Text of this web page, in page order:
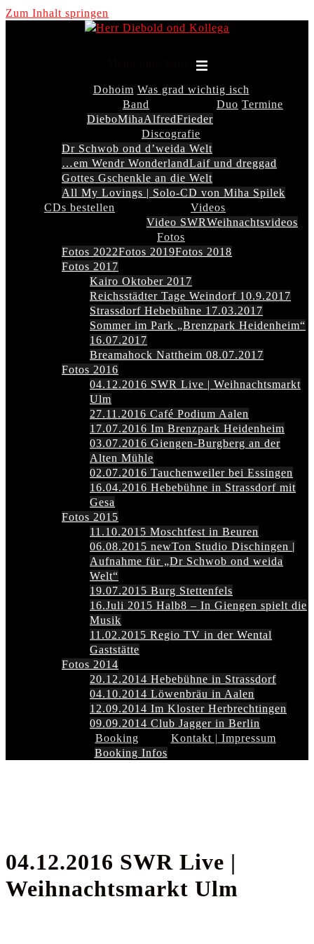
Zum Inhalt springen
Dohoim Was grad wichtig isch
Band
DieboMihaAlfredFrieder
Duo Termine
Discografie
Dr Schwob ond d’weida Welt
…em Wendr WonderlandLaif und dreggad
Gottes Gschenkle an die Welt
All My Lovings | Solo-CD von Miha Spilek
CDs bestellen
Videos
Video SWRWeihnachtsvideos
Fotos
Fotos 2022Fotos 2019Fotos 2018
Fotos 2017
Kairo Oktober 2017
Reichsstädter Tage Weindorf 10.9.2017
Strassdorf Hebebühne 17.03.2017
Sommer im Park „Brenzpark Heidenheim“
16.07.2017
Breamahock Nattheim 08.07.2017
Fotos 2016
04.12.2016 SWR Live | Weihnachtsmarkt
Ulm
27.11.2016 Café Podium Aalen
17.07.2016 Im Brenzpark Heidenheim
03.07.2016 Giengen-Burgberg an der
Alten Mühle
02.07.2016 Tauchenweiler bei Essingen
16.04.2016 Hebebühne in Strassdorf mit
Gesa
Fotos 2015
11.10.2015 Moschtfest in Beuren
06.08.2015 newTon Studio Dischingen |
Aufnahme für „Dr Schwob ond weida
Welt“
19.07.2015 Burg Stettenfels
16.Juli 2015 Halb8 – In Giengen spielt die
Musik
11.02.2015 Regio TV in der Wental
Gaststätte
Fotos 2014
20.12.2014 Hebebühne in Strassdorf
04.10.2014 Löwenbräu in Aalen
12.09.2014 Im Kloster Herbrechtingen
09.09.2014 Club Jagger in Berlin
Booking
Booking Infos
Kontakt | Impressum
04.12.2016 SWR Live |
Weihnachtsmarkt Ulm